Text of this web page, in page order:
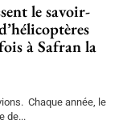
le savoir-
à Safran la
le
de...